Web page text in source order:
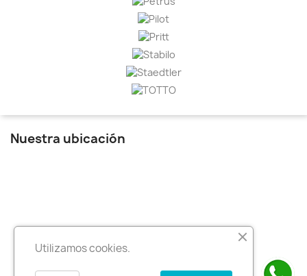
Nuestra ubicación
Utilizamos cookies.